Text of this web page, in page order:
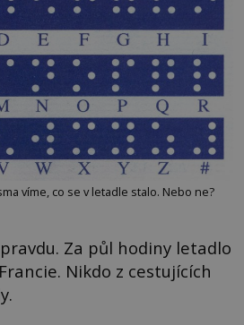
víme, co se v letadle stalo. Nebo ne?
Za půl hodiny letadlo
Nikdo z cestujících